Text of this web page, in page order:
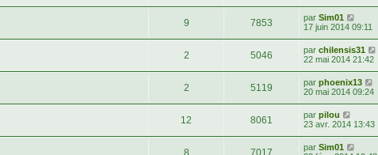
9 7853 par Sim01
17 juin 2014 09:11
2 5046 par chilensis31
22 mai 2014 21:42
2 5119 par phoenix13
20 mai 2014 09:24
12 8061 par pilou
23 avr. 2014 13:43
8 7017 par Sim01